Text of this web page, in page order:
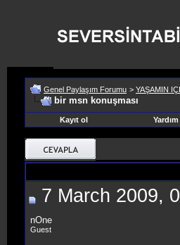
Genel Paylaşım Forumu > YAŞAMIN
bir msn konuşması
Kayıt ol Yardım
7 March 2009,
nOne
Guest